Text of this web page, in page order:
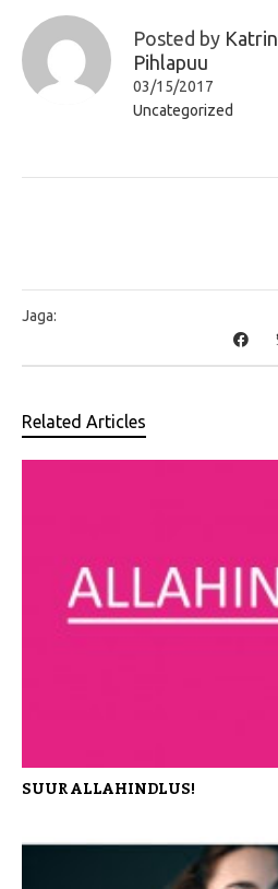
Posted by Katrin
Pihlapuu
03/15/2017
Uncategorized
Jaga:
Related Articles
SUUR ALLAHINDLUS!